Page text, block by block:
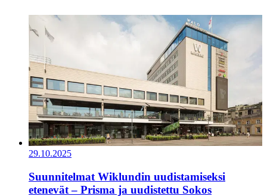
29.10.2025
Suunnitelmat Wiklundin uudistamiseksi
etenevät – Prisma ja uudistettu Sokos